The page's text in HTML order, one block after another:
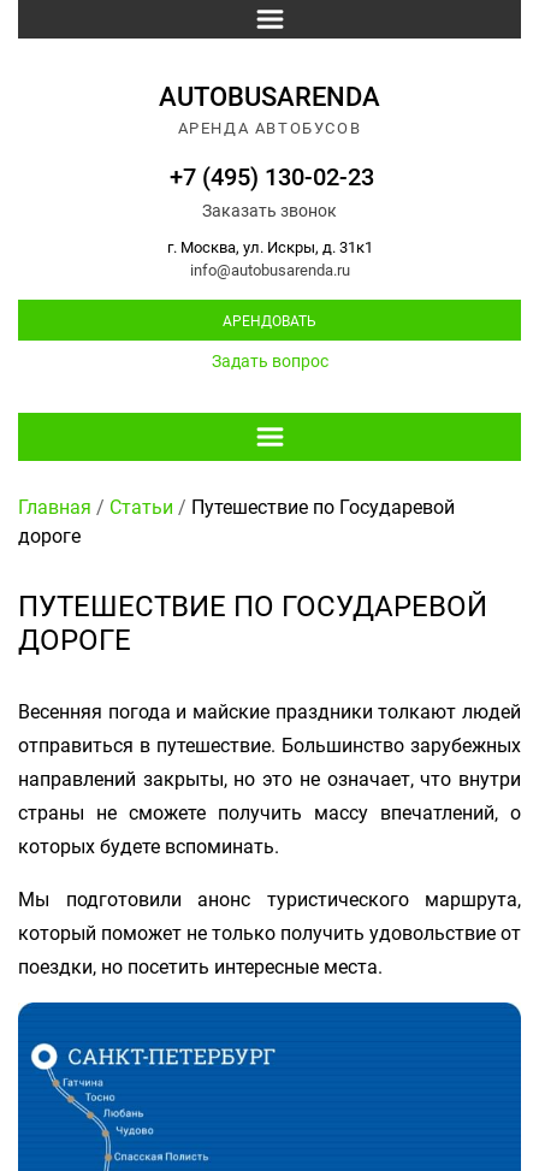
AUTOBUSARENDA
АРЕНДА АВТОБУСОВ
+7 (495) 130-02-23
Заказать звонок
г. Москва, ул. Искры, д. 31к1
info@autobusarenda.ru
АРЕНДОВАТЬ
Задать вопрос
Главная / Статьи / Путешествие по Государевой
дороге
ПУТЕШЕСТВИЕ ПО ГОСУДАРЕВОЙ
ДОРОГЕ
Весенняя погода и майские праздники толкают людей
отправиться в путешествие. Большинство зарубежных
направлений закрыты, но это не означает, что внутри
страны не сможете получить массу впечатлений, о
которых будете вспоминать.
Мы подготовили анонс туристического маршрута,
который поможет не только получить удовольствие от
поездки, но посетить интересные места.